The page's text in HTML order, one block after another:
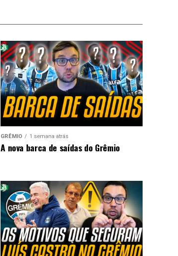
GRÊMIO 1 semana atrás
A nova barca de saídas do Grêmio